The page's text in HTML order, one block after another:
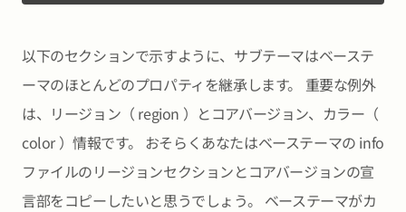
以下のセクションで示すように、サブテーマはベーステ
ーマのほとんどのプロパティを継承します。 重要な例外
は、リージョン（ region ）とコアバージョン、カラー（
color ）情報です。 おそらくあなたはベーステーマの info
ファイルのリージョンセクションとコアバージョンの宣
言部をコピーしたいと思うでしょう。 ベーステーマがカ